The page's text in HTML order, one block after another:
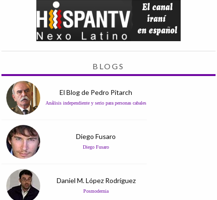
BLOGS
El Blog de Pedro Pitarch
Análisis independiente y serio para personas cabales
Diego Fusaro
Diego Fusaro
Daniel M. López Rodríguez
Posmodernia